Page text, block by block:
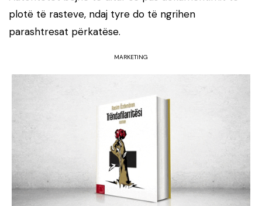
plotë të rasteve, ndaj tyre do të ngrihen
parashtresat përkatëse.
MARKETING